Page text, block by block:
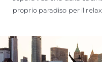
proprio paradiso per il